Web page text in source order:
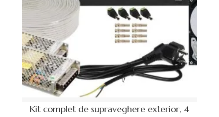
Kit complet de supraveghere exterior, 4